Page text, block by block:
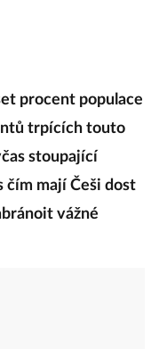
procent populace
trpících touto
stoupající
čím mají Češi dost
vážné